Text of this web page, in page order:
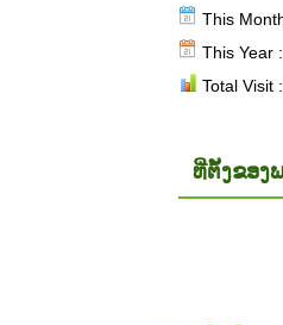
This
This Year
Total Visit
ທີ່ຕັ້ງຂອງ